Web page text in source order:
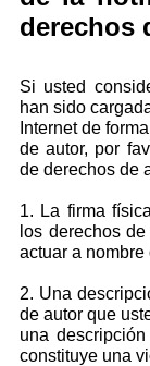
derechos
Si usted
han sido
Internet de
de autor, por
de derechos de
1. La firma
los derechos
actuar a
2. Una
de autor que
una
constituye una